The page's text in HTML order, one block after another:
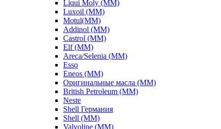
Liqui Moly (ММ)
Luxoil (ММ)
Motul(ММ)
Addinol (ММ)
Castrol (ММ)
Elf (ММ)
Areca/Selenia (ММ)
Esso
Eneos (ММ)
Оригинальные масла (ММ)
British Petroleum (ММ)
Neste
Shell Германия
Shell (ММ)
Valvoline (ММ)